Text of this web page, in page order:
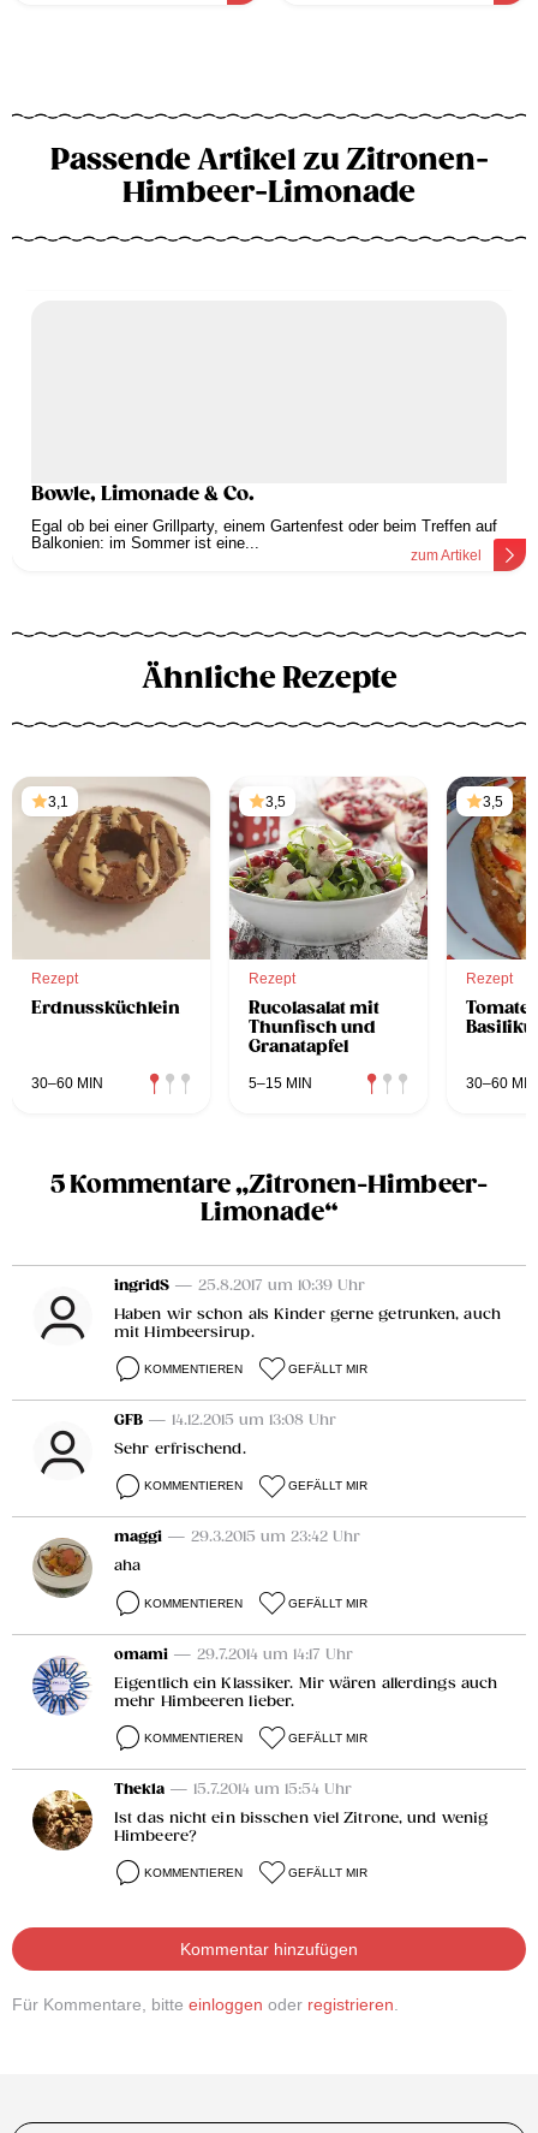
Passende Artikel zu Zitronen-
Himbeer-Limonade
Bowle, Limonade & Co.
Egal ob bei einer Grillparty, einem Gartenfest oder beim Treffen auf
Balkonien: im Sommer ist eine...
zum Artikel
Ähnliche Rezepte
3,1
Rezept
Erdnussküchlein
30–60 MIN
3,5
Rezept
Rucolasalat mit
Thunfisch und
Granatapfel
5–15 MIN
3,5
Rezept
30–60 MIN
5 Kommentare „Zitronen-Himbeer-
Limonade“
ingridS — 25.8.2017 um 10:39 Uhr
Haben wir schon als Kinder gerne getrunken, auch
mit Himbeersirup.
KOMMENTIEREN GEFÄLLT MIR
GFB — 14.12.2015 um 13:08 Uhr
Sehr erfrischend.
KOMMENTIEREN GEFÄLLT MIR
maggi — 29.3.2015 um 23:42 Uhr
aha
KOMMENTIEREN GEFÄLLT MIR
omami — 29.7.2014 um 14:17 Uhr
Eigentlich ein Klassiker. Mir wären allerdings auch
mehr Himbeeren lieber.
KOMMENTIEREN GEFÄLLT MIR
Thekla — 15.7.2014 um 15:54 Uhr
Ist das nicht ein bisschen viel Zitrone, und wenig
Himbeere?
KOMMENTIEREN GEFÄLLT MIR
Kommentar hinzufügen
Für Kommentare, bitte einloggen oder registrieren